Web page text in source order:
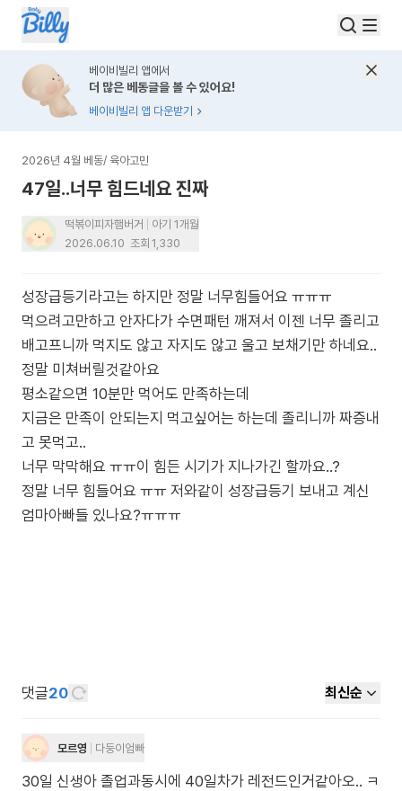
베이비빌리 앱에서
더 많은 베동글을 볼 수 있어요!
베이비빌리 앱 다운받기
2026년 4월 베동/ 육아고민
47일..너무 힘드네요 진짜
떡볶이피자햄버거
아기 1개월
2026.06.10 조회 1,330
성장급등기라고는 하지만 정말 너무힘들어요 ㅠㅠㅠ
먹으려고만하고 안자다가 수면패턴 깨져서 이젠 너무 졸리고
배고프니까 먹지도 않고 자지도 않고 울고 보채기만 하네요..
정말 미쳐버릴것같아요
평소같으면 10분만 먹어도 만족하는데
지금은 만족이 안되는지 먹고싶어는 하는데 졸리니까 짜증내
고 못먹고..
너무 막막해요 ㅠㅠ이 힘든 시기가 지나가긴 할까요..?
정말 너무 힘들어요 ㅠㅠ 저와같이 성장급등기 보내고 계신
엄마아빠들 있나요?ㅠㅠㅠ
댓글20 최신순
모르영 다둥이엄빠
30일 신생아 졸업과동시에 40일차가 레전드인거같아오.. ㅋ